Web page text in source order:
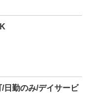
/日勤のみ/デイサービ